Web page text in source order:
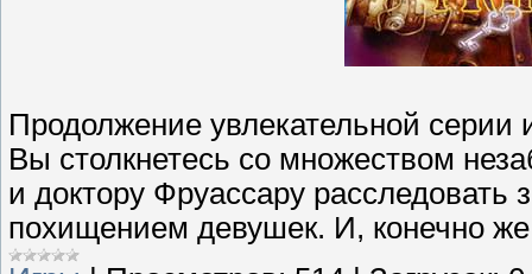
Продолжение увлекательной серии
Вы столкнетесь со множеством
и доктору Фруассару расследовать
похищением девушек. И, конечно